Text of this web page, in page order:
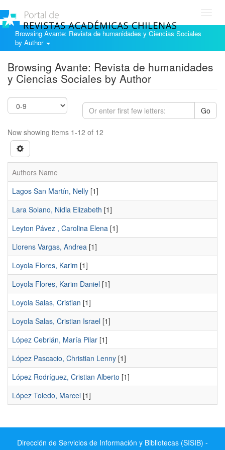
Browsing Avante: Revista de humanidades y Ciencias Sociales
by Author
Browsing Avante: Revista de humanidades
y Ciencias Sociales by Author
Go
Now showing items 1-12 of 12
Authors Name
Lagos San Martín, Nelly [1]
Lara Solano, Nidia Elizabeth [1]
Leyton Pávez , Carolina Elena [1]
Llorens Vargas, Andrea [1]
Loyola Flores, Karim [1]
Loyola Flores, Karim Daniel [1]
Loyola Salas, Cristian [1]
Loyola Salas, Cristian Israel [1]
López Cebrián, María Pilar [1]
López Pascacio, Christian Lenny [1]
López Rodríguez, Cristian Alberto [1]
López Toledo, Marcel [1]
Dirección de Servicios de Información y Bibliotecas (SISIB) -